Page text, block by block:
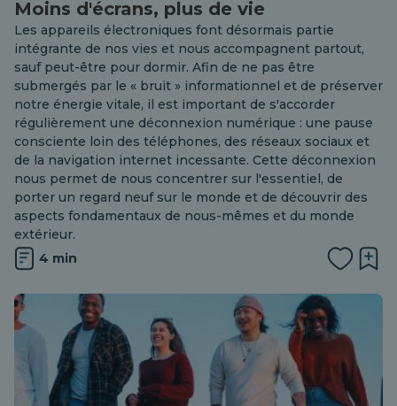
Moins d'écrans, plus de vie
Les appareils électroniques font désormais partie
intégrante de nos vies et nous accompagnent partout,
sauf peut-être pour dormir. Afin de ne pas être
submergés par le « bruit » informationnel et de préserver
notre énergie vitale, il est important de s'accorder
régulièrement une déconnexion numérique : une pause
consciente loin des téléphones, des réseaux sociaux et
de la navigation internet incessante. Cette déconnexion
nous permet de nous concentrer sur l'essentiel, de
porter un regard neuf sur le monde et de découvrir des
aspects fondamentaux de nous-mêmes et du monde
extérieur.
4 min